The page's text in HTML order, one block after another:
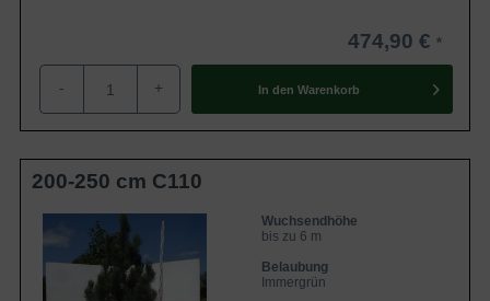
474,90 €
- + In den Warenkorb
200-250 cm C110
Wuchsendhöhe
bis zu 6 m
Belaubung
Immergrün